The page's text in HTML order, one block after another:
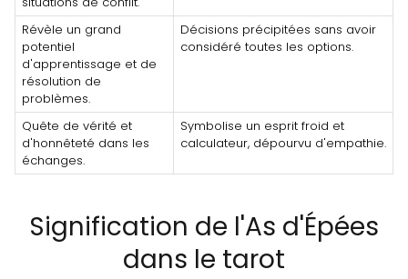
Révèle un grand
potentiel
d'apprentissage et de
résolution de
problèmes.
Décisions précipitées sans avoir
considéré toutes les options.
Quête de vérité et
d'honnêteté dans les
échanges.
Symbolise un esprit froid et
calculateur, dépourvu d'empathie.
Signification de l'As d'Épées
dans le tarot